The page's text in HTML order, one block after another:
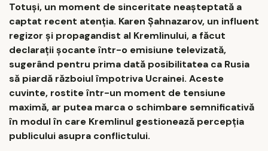
Totuși, un moment de sinceritate neașteptată a
captat recent atenția. Karen Șahnazarov, un influent
regizor și propagandist al Kremlinului, a făcut
declarații șocante într-o emisiune televizată,
sugerând pentru prima dată posibilitatea ca Rusia
să piardă războiul împotriva Ucrainei. Aceste
cuvinte, rostite într-un moment de tensiune
maximă, ar putea marca o schimbare semnificativă
în modul în care Kremlinul gestionează percepția
publicului asupra conflictului.